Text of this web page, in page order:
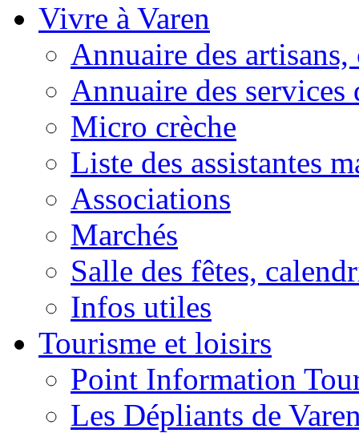
Vivre à Varen
Annuaire des
Annuaire des services
Micro crèche
Liste des assistantes
Associations
Marchés
Salle des fêtes,
Infos utiles
Tourisme et loisirs
Point Information
Les Dépliants de